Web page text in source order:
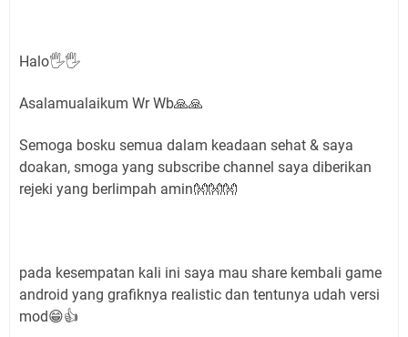
Halo🖐🖐
Asalamualaikum Wr Wb🙏🙏
Semoga bosku semua dalam keadaan sehat & saya
doakan, smoga yang subscribe channel saya diberikan
rejeki yang berlimpah amin👐👐👐
pada kesempatan kali ini saya mau share kembali game
android yang grafiknya realistic dan tentunya udah versi
mod😁👍